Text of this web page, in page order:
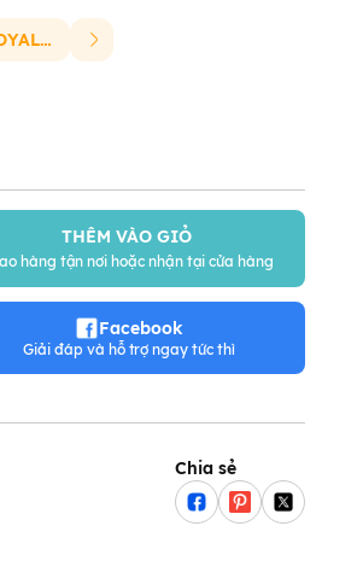
ROYAL20
THÊM VÀO GIỎ
hàng tận nơi hoặc nhận tại cửa hàng
Facebook
Giải đáp và hỗ trợ ngay tức thì
Chia sẻ